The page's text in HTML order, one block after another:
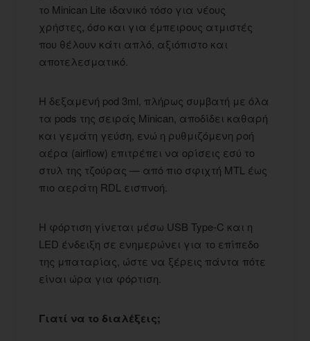
το Minican Lite ιδανικό τόσο για νέους
χρήστες, όσο και για έμπειρους ατμιστές
που θέλουν κάτι απλό, αξιόπιστο και
αποτελεσματικό.
Η δεξαμενή pod 3ml, πλήρως συμβατή με όλα
τα pods της σειράς Minican, αποδίδει καθαρή
και γεμάτη γεύση, ενώ η ρυθμιζόμενη ροή
αέρα (airflow) επιτρέπει να ορίσεις εσύ το
στυλ της τζούρας — από πιο σφιχτή MTL έως
πιο αεράτη RDL εισπνοή.
Η φόρτιση γίνεται μέσω USB Type-C και η
LED ένδειξη σε ενημερώνει για το επίπεδο
της μπαταρίας, ώστε να ξέρεις πάντα πότε
είναι ώρα για φόρτιση.
Γιατί να το διαλέξεις;